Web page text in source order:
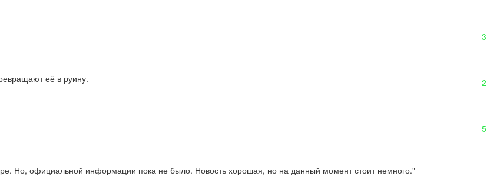
3
её в руину. 2
5
Но, официальной информации пока не было. Новость хорошая, но на данный момент стоит немного."